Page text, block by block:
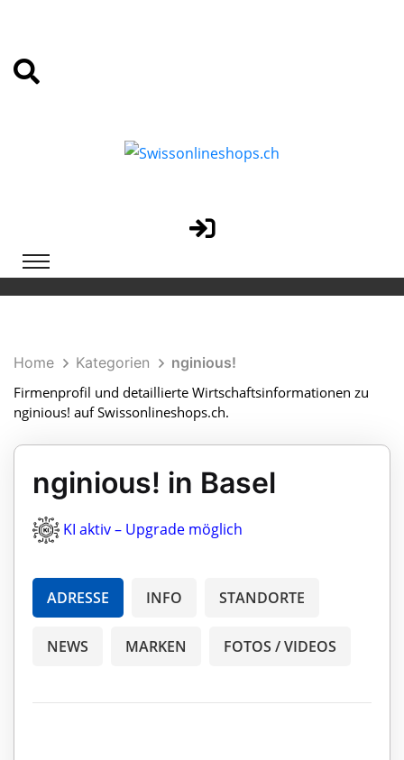
Home Kategorien
nginious!
Firmenprofil und detaillierte Wirtschaftsinformationen zu
nginious! auf Swissonlineshops.ch.
nginious! in Basel
KI aktiv – Upgrade möglich
ADRESSE INFO STANDORTE
NEWS MARKEN FOTOS / VIDEOS